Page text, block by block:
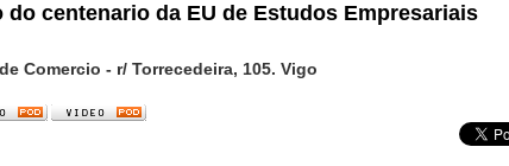
centenario da EU de Estudos Empresariais
Comercio - r/ Torrecedeira, 105. Vigo